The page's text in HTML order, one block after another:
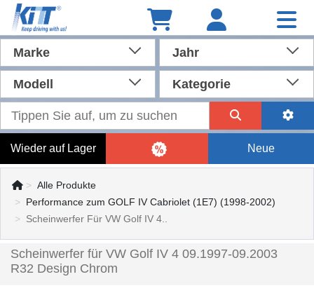
Marke Jahr
Modell Kategorie
Wieder auf Lager Neue
Alle Produkte
Performance zum GOLF IV Cabriolet (1E7) (1998-2002)
Scheinwerfer Für VW Golf IV 4..
Scheinwerfer für VW Golf IV 4 09.1997-09.2003
R32 Design Chrom